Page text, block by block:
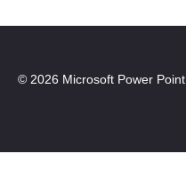
© 2026 Microsoft Power Point